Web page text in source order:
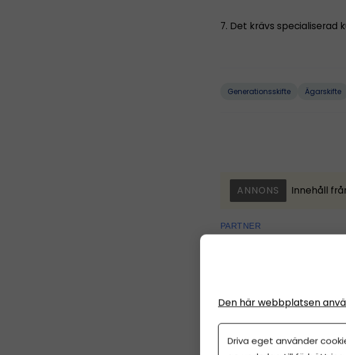
7. Det krävs specialiserad
Generationsskifte Ägarskifte
ANNONS Innehåll
PARTNER
Online)
Den här webbplatsen
Driva eget använder